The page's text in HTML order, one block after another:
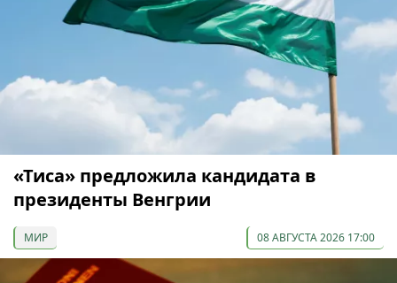
«Тиса» предложила кандидата в
президенты Венгрии
МИР 08 АВГУСТА 2026 17:00